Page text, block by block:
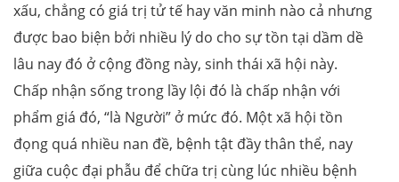
xấu, chẳng có giá trị tử tế hay văn minh nào cả nhưng
được bao biện bởi nhiều lý do cho sự tồn tại dầm dề
lâu nay đó ở cộng đồng này, sinh thái xã hội này.
Chấp nhận sống trong lầy lội đó là chấp nhận với
phẩm giá đó, “là Người” ở mức đó. Một xã hội tồn
đọng quá nhiều nan đề, bệnh tật đầy thân thể, nay
giữa cuộc đại phẫu để chữa trị cùng lúc nhiều bệnh